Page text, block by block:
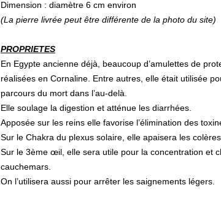
Dimension : diamètre 6 cm environ
(La pierre livrée peut être différente de la photo du site)
PROPRIETES
En Egypte ancienne déjà, beaucoup d’amulettes de
réalisées en Cornaline. Entre autres, elle était utilisée
parcours du mort dans l’au-delà.
Elle soulage la digestion et atténue les diarrhées.
Apposée sur les reins elle favorise l’élimination des
Sur le Chakra du plexus solaire, elle apaisera les
Sur le 3ème œil, elle sera utile pour la concentration et
cauchemars.
On l’utilisera aussi pour arrêter les saignements légers.